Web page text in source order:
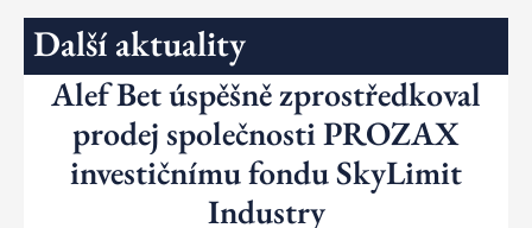
Další aktuality
Alef Bet úspěšně zprostředkoval
prodej společnosti PROZAX
investičnímu fondu SkyLimit
Industry